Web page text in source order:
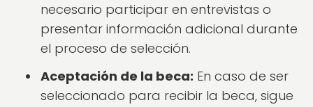
necesario participar en entrevistas o
presentar información adicional durante
el proceso de selección.
Aceptación de la beca: En caso de ser
seleccionado para recibir la beca, sigue